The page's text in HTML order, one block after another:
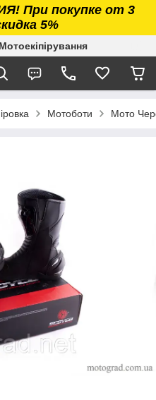
При покупке от 3
5%
Мотоботи Мото